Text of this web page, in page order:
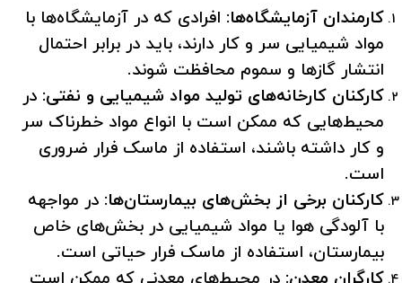
کارمندان آزمایشگاه‌ها: افرادی که در آزمایشگاه‌ها با
مواد شیمیایی سر و کار دارند، باید در برابر احتمال
انتشار گازها و سموم محافظت شوند.
کارکنان کارخانه‌های تولید مواد شیمیایی و نفتی: در
محیط‌هایی که ممکن است با انواع مواد خطرناک سر
و کار داشته باشند، استفاده از ماسک فرار ضروری
است.
کارکنان برخی از بخش‌های بیمارستان‌ها: در مواجهه
با آلودگی هوا یا مواد شیمیایی در بخش‌های خاص
بیمارستان، استفاده از ماسک فرار حیاتی است.